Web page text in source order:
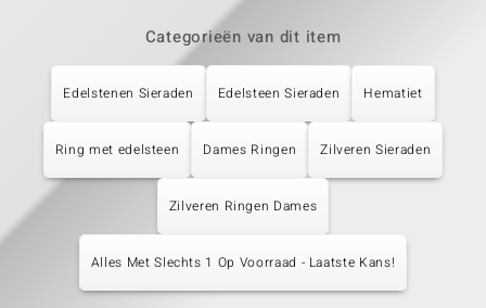
Categorieën van dit item
Edelstenen Sieraden Edelsteen Sieraden Hematiet
Ring met edelsteen Dames Ringen Zilveren Sieraden
Zilveren Ringen Dames
Alles Met Slechts 1 Op Voorraad - Laatste Kans!